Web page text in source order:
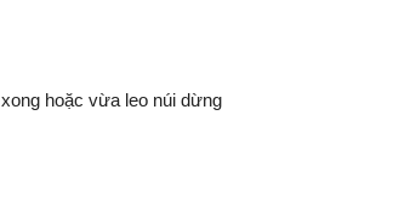
hoặc vừa leo núi dừng